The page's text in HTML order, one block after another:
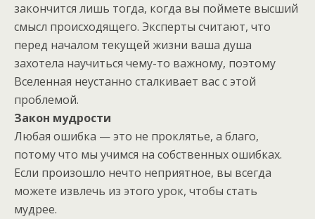
закончится лишь тогда, когда вы поймете высший
смысл происходящего. Эксперты считают, что
перед началом текущей жизни ваша душа
захотела научиться чему-то важному, поэтому
Вселенная неустанно сталкивает вас с этой
проблемой.
Закон мудрости
Любая ошибка — это не проклятье, а благо,
потому что мы учимся на собственных ошибках.
Если произошло нечто неприятное, вы всегда
можете извлечь из этого урок, чтобы стать
мудрее.